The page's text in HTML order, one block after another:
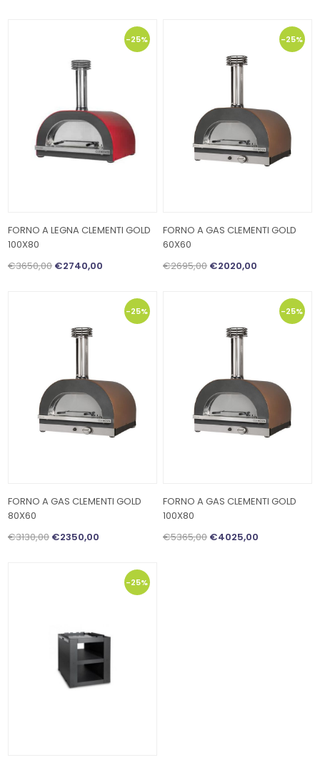
-25%
FORNO A LEGNA CLEMENTI GOLD
100X80
€3650,00 €2740,00
-25%
FORNO A GAS CLEMENTI GOLD
60X60
€2695,00€2020,00
-25%
FORNO A GAS CLEMENTI GOLD
80X60
€3130,00 €2350,00
-25%
FORNO A GAS CLEMENTI GOLD
100X80
€5365,00€4025,00
-25%